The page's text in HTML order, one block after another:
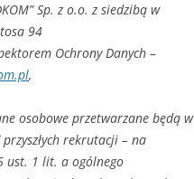
Sp. z o.o. z siedzibą w
94
Ochrony Danych –
,
osobowe przetwarzane będą w
rekrutacji – na
ust. 1 lit. a ogólnego